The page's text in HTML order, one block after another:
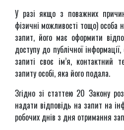
У разі якщо з поважних причин
фізичні можливості тощо)
запит, його має оформити
доступу до публічної
запиті своє ім’я, контактний
запиту особі, яка його подала.
Згідно зі статтею 20 Закону
надати відповідь на запит на
робочих днів з дня отримання